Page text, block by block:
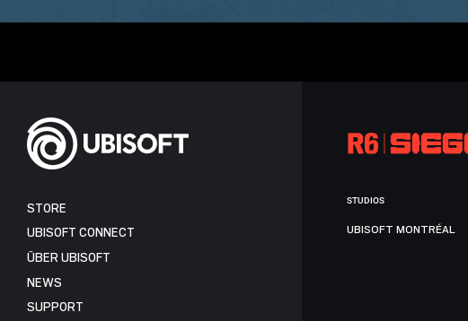
STORE
UBISOFT CONNECT
ÜBER UBISOFT
NEWS
SUPPORT
STUDIOS
UBISOFT MONTRÉAL